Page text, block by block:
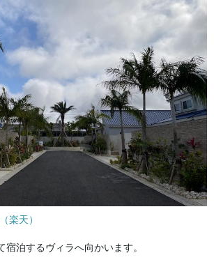
楽天）
宿泊するヴィラへ向かいます。